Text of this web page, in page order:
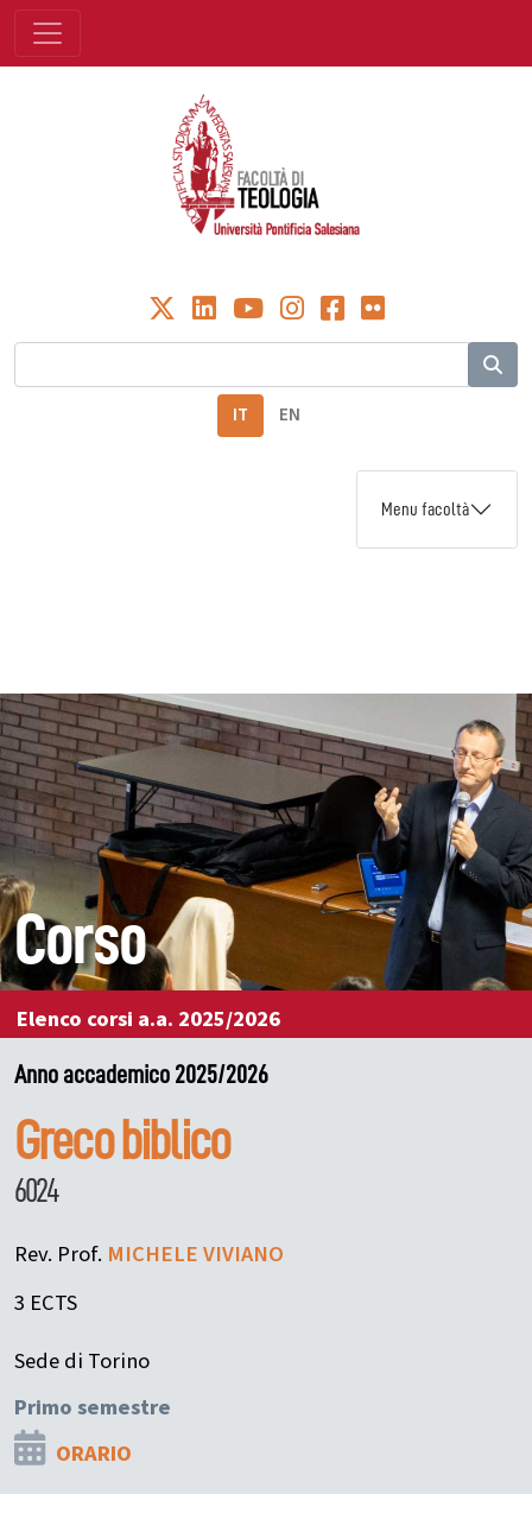
IT EN
Menu facoltà
Corso
Elenco corsi a.a. 2025/2026
Anno accademico 2025/2026
Greco biblico
6024
Rev. Prof. MICHELEVIVIANO
3 ECTS
Sede di Torino
Primo semestre
ORARIO